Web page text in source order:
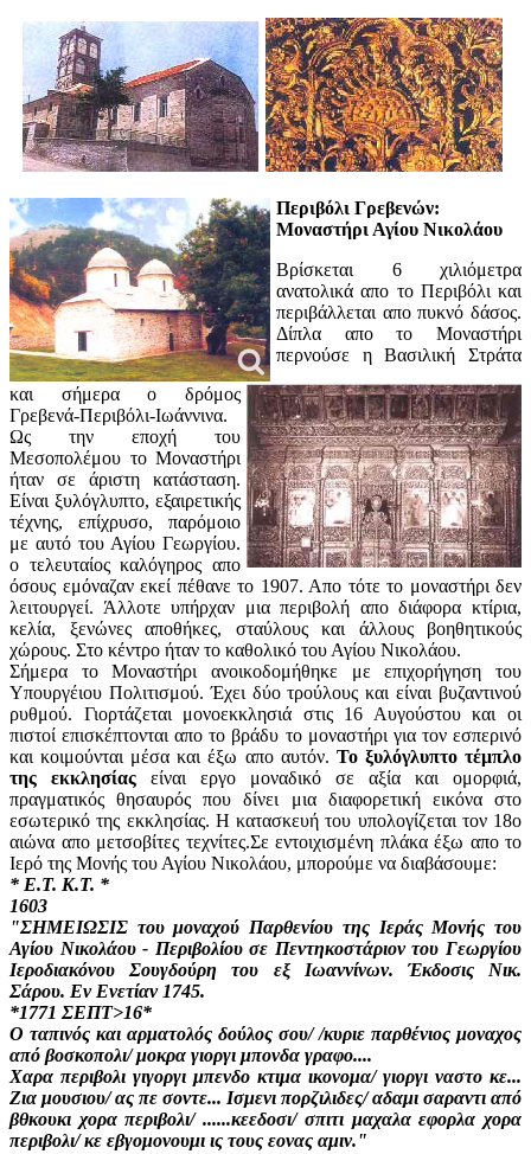
Περιβόλι Γρεβενών:
Μοναστήρι Αγίου Νικολάου
Βρίσκεται 6 χιλιόμετρα
ανατολικά απο το Περιβόλι και
περιβάλλεται απο πυκνό δάσος.
Δίπλα απο το Μοναστήρι
περνούσε η Βασιλική Στράτα
και σήμερα ο δρόμος
Γρεβενά-Περιβόλι-Ιωάννινα.
Ως την εποχή του
Μεσοπολέμου το Μοναστήρι
ήταν σε άριστη κατάσταση.
Είναι ξυλόγλυπτο, εξαιρετικής
τέχνης, επίχρυσο, παρόμοιο
με αυτό του Αγίου Γεωργίου.
ο τελευταίος καλόγηρος απο
όσους εμόναζαν εκεί πέθανε το 1907. Απο τότε το μοναστήρι δεν
λειτουργεί. Άλλοτε υπήρχαν μια περιβολή απο διάφορα κτίρια,
κελία, ξενώνες αποθήκες, σταύλους και άλλους βοηθητικούς
χώρους. Στο κέντρο ήταν το καθολικό του Αγίου Νικολάου.
Σήμερα το Μοναστήρι ανοικοδομήθηκε με επιχορήγηση του
Υπουργέιου Πολιτισμού. Έχει δύο τρούλους και είναι βυζαντινού
ρυθμού. Γιορτάζεται μονοεκκλησιά στις 16 Αυγούστου και οι
πιστοί επισκέπτονται απο το βράδυ το μοναστήρι για τον εσπερινό
και κοιμούνται μέσα και έξω απο αυτόν. Το ξυλόγλυπτο τέμπλο
της εκκλησίας είναι εργο μοναδικό σε αξία και ομορφιά,
πραγματικός θησαυρός που δίνει μια διαφορετική εικόνα στο
εσωτερικό της εκκλησίας. Η κατασκευή του υπολογίζεται τον 18ο
αιώνα απο μετσοβίτες τεχνίτες.Σε εντοιχισμένη πλάκα έξω απο το
Ιερό της Μονής του Αγίου Νικολάου, μπορούμε να διαβάσουμε:
* Ε.Τ. Κ.Τ. *
1603
"ΣΗΜΕΙΩΣΙΣ του μοναχού Παρθενίου της Ιεράς Μονής του
Αγίου Νικολάου - Περιβολίου σε Πεντηκοστάριον του Γεωργίου
Ιεροδιακόνου Σουγδούρη του εξ Ιωαννίνων. Έκδοσις Νικ.
Σάρου. Εν Ενετίαν 1745.
*1771 ΣΕΠΤ>16*
Ο ταπινός και αρματολός δούλος σου/ /κυριε παρθένιος μοναχος
από βοσκοπολι/ μοκρα γιοργι μπονδα γραφο....
Χαρα περιβολι γιγοργι μπενδο κτιμα ικονομα/ γιοργι ναστο κε...
Ζια μουσιου/ ας πε σοντε... Ισμενι πορζιλιδες/ αδαμι σαραντι από
βθκουκι χορα περιβολι/ ......κεεδοσι/ σπιτι μαχαλα εφορλα χορα
περιβολι/ κε εβγομονουμι ις τους εονας αμιν."